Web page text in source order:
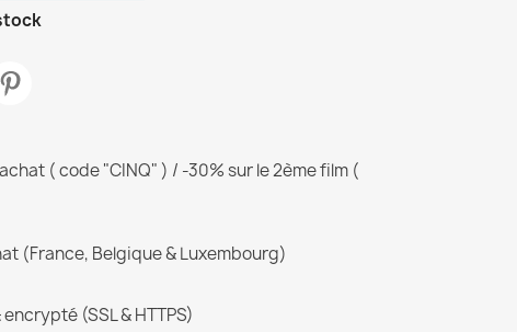
( code "CINQ" ) / -30% sur le 2ème film (
(France, Belgique & Luxembourg)
(SSL & HTTPS)